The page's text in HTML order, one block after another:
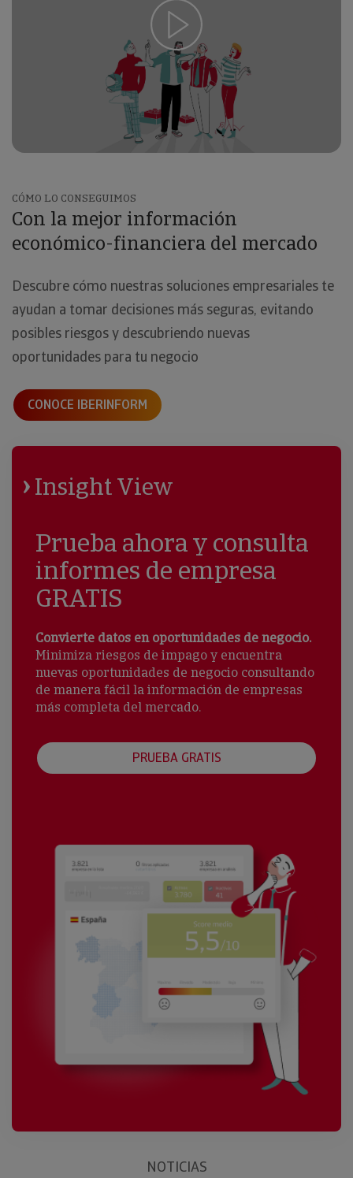
Ver video
CÓMO LO CONSEGUIMOS
Con la mejor información
económico-financiera del mercado
Descubre cómo nuestras soluciones empresariales te
ayudan a tomar decisiones más seguras, evitando
posibles riesgos y descubriendo nuevas
oportunidades para tu negocio
CONOCE IBERINFORM
Insight View
Prueba ahora y consulta
informes de empresa
GRATIS
Convierte datos en oportunidades de negocio.
Minimiza riesgos de impago y encuentra
nuevas oportunidades de negocio consultando
de manera fácil la información de empresas
más completa del mercado.
PRUEBA GRATIS
NOTICIAS